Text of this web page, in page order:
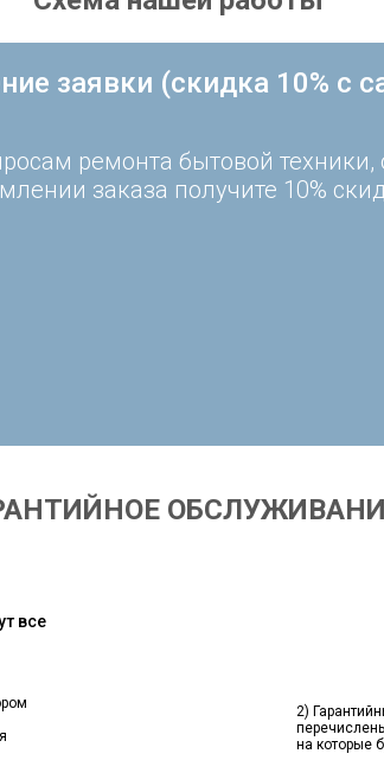
заявки (скидка 10% с
ремонта бытовой
заказа получите 10%
все
2)
на которые